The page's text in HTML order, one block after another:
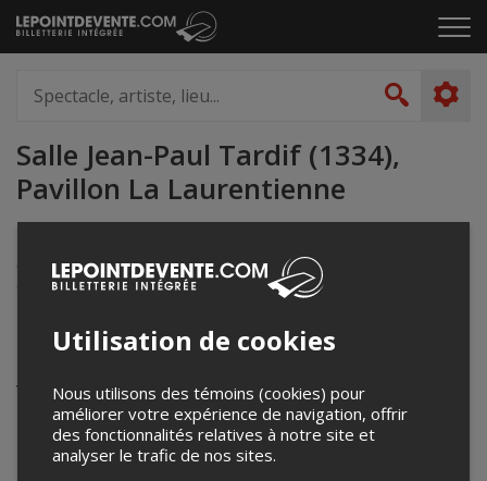
Passer
au
le
artiste,
lieu...
Salle Jean-Paul Tardif (1334),
Pavillon La Laurentienne
Québec, QC
Canada
Événements à venir
Votre recherche n'a retourné aucun résultat.
Utilisation de cookies
Nous utilisons des témoins (cookies) pour
améliorer votre expérience de navigation, offrir
des fonctionnalités relatives à notre site et
analyser le trafic de nos sites.